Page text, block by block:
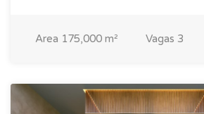
Area 175,000 m² Vagas 3